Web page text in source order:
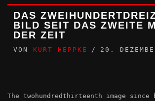
DAS
BILD SEIT DAS ZWEITE
DER ZEIT
VON KURT HEPPKE 20.
The twohundredthirteenth image since